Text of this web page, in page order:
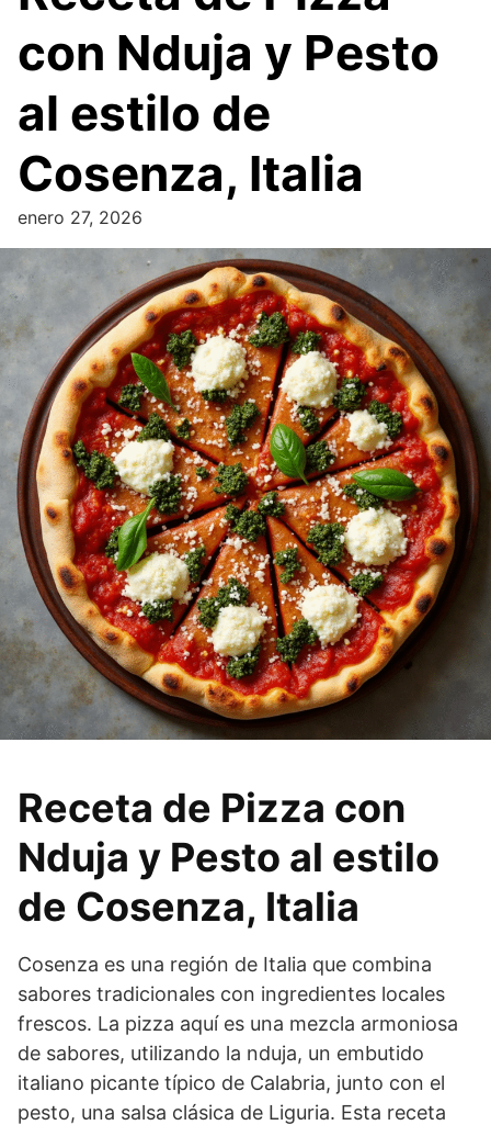
con Nduja y Pesto
al estilo de
Cosenza, Italia
enero 27, 2026
Receta de Pizza con
Nduja y Pesto al estilo
de Cosenza, Italia
Cosenza es una región de Italia que combina
sabores tradicionales con ingredientes locales
frescos. La pizza aquí es una mezcla armoniosa
de sabores, utilizando la nduja, un embutido
italiano picante típico de Calabria, junto con el
pesto, una salsa clásica de Liguria. Esta receta